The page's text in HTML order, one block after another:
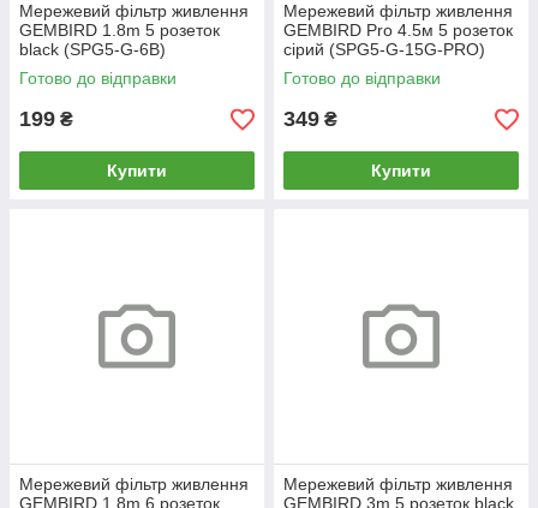
Мережевий фільтр живлення
GEMBIRD 1.8m 5 розеток
black (SPG5-G-6B)
Готово до відправки
199 ₴
Купити
Мережевий фільтр живлення
GEMBIRD Pro 4.5м 5 розеток
сірий (SPG5-G-15G-PRO)
Готово до відправки
349 ₴
Купити
Мережевий фільтр живлення
GEMBIRD 1.8m 6 розеток
Мережевий фільтр живлення
GEMBIRD 3m 5 розеток black